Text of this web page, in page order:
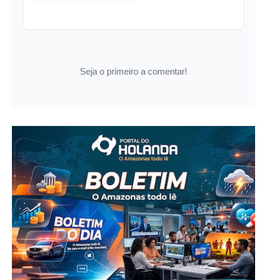
Seja o primeiro a comentar!